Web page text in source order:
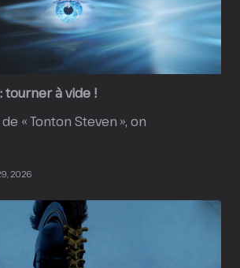
tourner à vide !
« Tonton Steven », on
2026